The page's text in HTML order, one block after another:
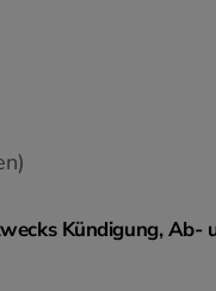
Kündigung, Ab-